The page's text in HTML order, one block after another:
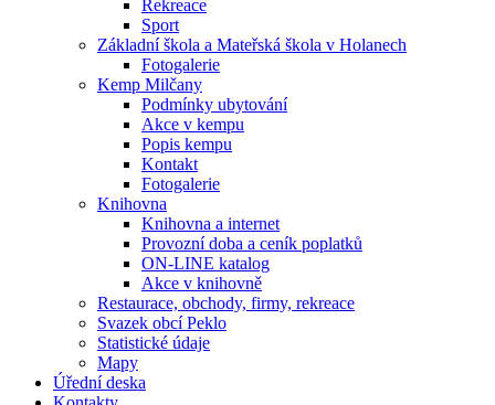
Rekreace
Sport
Základní škola a Mateřská škola v Holanech
Fotogalerie
Kemp Milčany
Podmínky ubytování
Akce v kempu
Popis kempu
Kontakt
Fotogalerie
Knihovna
Knihovna a internet
Provozní doba a ceník poplatků
ON-LINE katalog
Akce v knihovně
Restaurace, obchody, firmy, rekreace
Svazek obcí Peklo
Statistické údaje
Mapy
Úřední deska